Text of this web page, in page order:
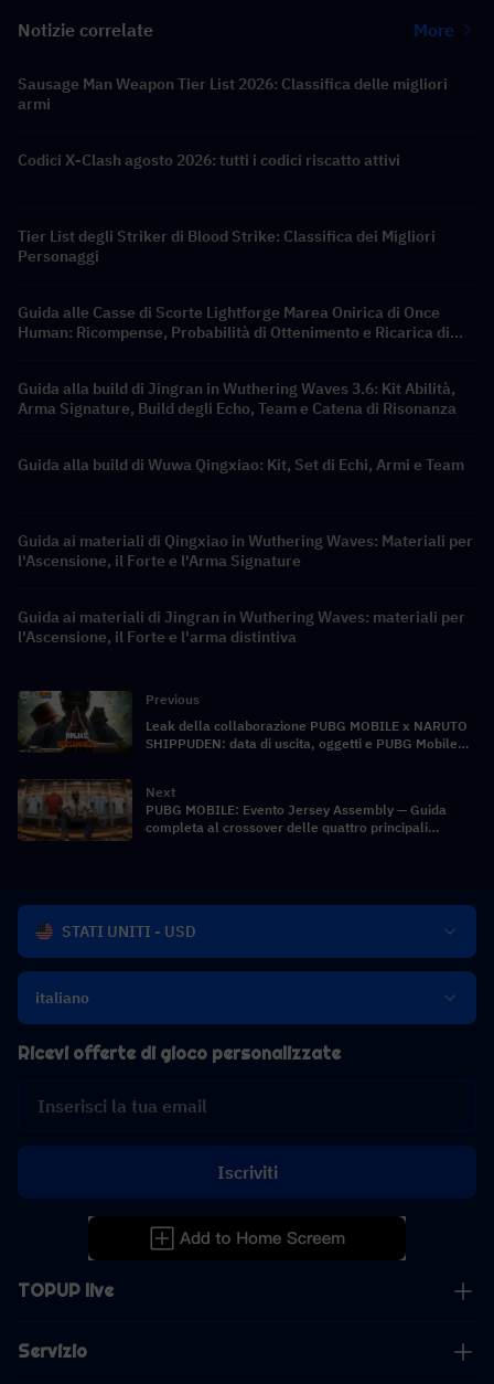
Notizie correlate More
Sausage Man Weapon Tier List 2026: Classifica delle migliori
armi
Codici X-Clash agosto 2026: tutti i codici riscatto attivi
Tier List degli Striker di Blood Strike: Classifica dei Migliori
Personaggi
Guida alle Casse di Scorte Lightforge Marea Onirica di Once
Human: Ricompense, Probabilità di Ottenimento e Ricarica di
Guida alla build di Jingran in Wuthering Waves 3.6: Kit Abilità,
Arma Signature, Build degli Echo, Team e Catena di Risonanza
Guida alla build di Wuwa Qingxiao: Kit, Set di Echi, Armi e Team
Guida ai materiali di Qingxiao in Wuthering Waves: Materiali per
l'Ascensione, il Forte e l'Arma Signature
Guida ai materiali di Jingran in Wuthering Waves: materiali per
l'Ascensione, il Forte e l'arma distintiva
Previous
Leak della collaborazione PUBG MOBILE x NARUTO
SHIPPUDEN: data di uscita, oggetti e PUBG Mobile
Next
PUBG MOBILE: Evento Jersey Assembly — Guida
completa al crossover delle quattro principali
STATI UNITI - USD
italiano
TOPUP live
Servizio
Ricevi offerte di gioco personalizzate
Iscriviti